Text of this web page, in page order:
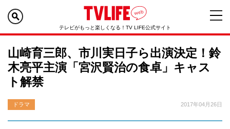
テレビがもっと楽しくなる！TV LIFE公式サイト
山崎育三郎、市川実日子ら出演決定！鈴
木亮平主演「宮沢賢治の食卓」キャス
ト解禁
ドラマ 2017年04月26日